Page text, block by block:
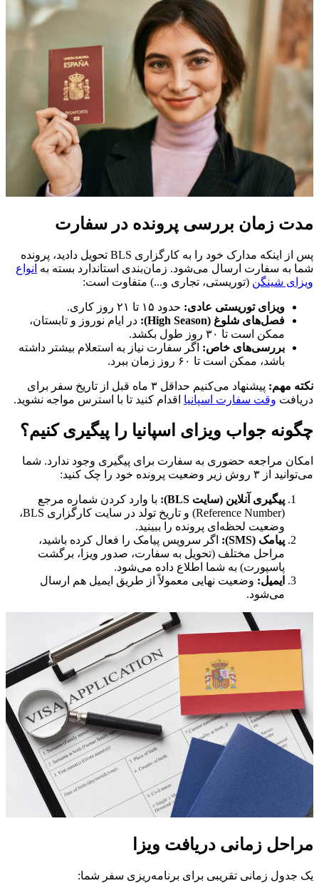
مدت زمان بررسی پرونده در سفارت
پس از اینکه مدارک خود را به کارگزاری BLS تحویل دادید، پرونده
شما به سفارت ارسال می‌شود. زمان‌بندی استاندارد بسته به انواع
ویزای شینگن (توریستی، تجاری و...) متفاوت است:
ویزای توریستی عادی: حدود ۱۵ تا ۲۱ روز کاری.
فصل‌های شلوغ (High Season):
در ایام نوروز و تابستان،
ممکن است تا ۳۰ روز طول بکشد.
بررسی‌های خاص: اگر سفارت نیاز به استعلام بیشتر داشته
باشد، ممکن است تا ۶۰ روز زمان ببرد.
نکته مهم:
پیشنهاد می‌کنیم حداقل ۳ ماه قبل از تاریخ سفر برای
دریافت وقت سفارت اسپانیا اقدام کنید تا با استرس مواجه نشوید.
چگونه جواب ویزای اسپانیا را پیگیری کنیم؟
امکان مراجعه حضوری به سفارت برای پیگیری وجود ندارد. شما
می‌توانید از ۳ روش زیر وضعیت پرونده خود را چک کنید:
پیگیری آنلاین (سایت BLS):
با وارد کردن شماره مرجع
(Reference Number) و تاریخ تولد در سایت کارگزاری BLS،
وضعیت لحظه‌ای پرونده را ببینید.
پیامک (SMS):
اگر سرویس پیامک را فعال کرده باشید،
مراحل مختلف (تحویل به سفارت، صدور ویزا، برگشت
پاسپورت) به شما اطلاع داده می‌شود.
ایمیل: وضعیت نهایی معمولاً از طریق ایمیل هم ارسال
می‌شود.
مراحل زمانی دریافت ویزا
یک جدول زمانی تقریبی برای برنامه‌ریزی سفر شما: